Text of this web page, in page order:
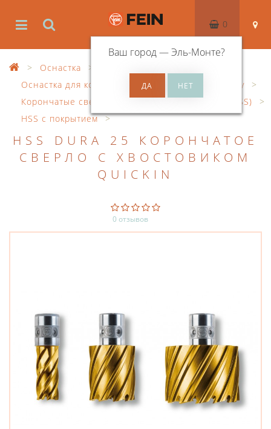
Ваш город —Эль-Монте?
0
Оснастка
Оснастка для корончатого сверления по металлу
Корончатые сверла из быстрорежущей стали (HSS)
HSS с покрытием
HSS DURA 25 КОРОНЧАТОЕ
СВЕРЛО С ХВОСТОВИКОМ
QUICKIN
0 отзывов